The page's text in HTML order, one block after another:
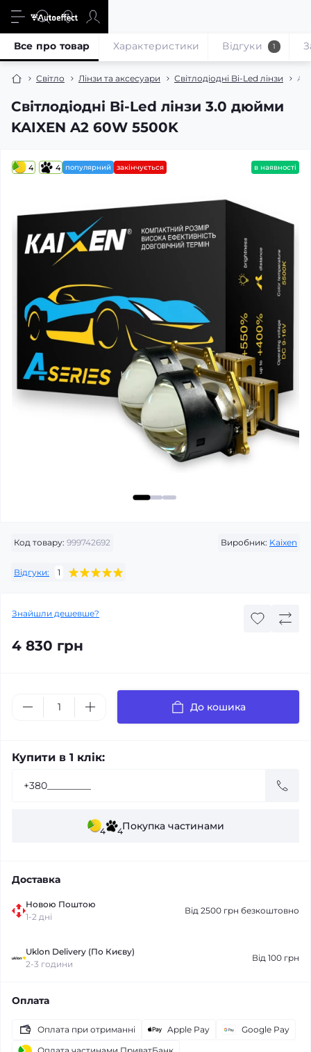
Світло Лінзи та аксесуари Світлодіодні Bi-Led лінзи
Світлодіодні Bi-Led лінзи 3.0 дюйми
KAIXEN A2 60W 5500K
Все про товар Характеристики Відгуки 1
4 4 популярний закінчується в наявності
Код товару: 999742692 Виробник: Kaixen
Відгуки: 1
Знайшли дешевше?
4 830 грн
До кошика
Купити в 1 клік:
4 4Покупка частинами
Доставка
Новою Поштою
1-2 дні
Від 2500 грн безкоштовно
Uklon Delivery (По Києву)
2-3 години
Від 100 грн
Оплата
Оплата при отриманні Apple Pay
Google Pay